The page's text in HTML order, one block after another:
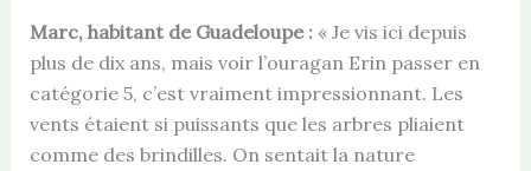
Marc, habitant de Guadeloupe :« Je vis ici depuis
plus de dix ans, mais voir l’ouragan Erin passer en
catégorie 5, c’est vraiment impressionnant. Les
vents étaient si puissants que les arbres pliaient
comme des brindilles. On sentait la nature